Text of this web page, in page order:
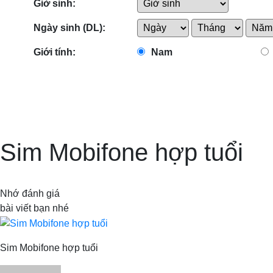
Giờ sinh:
Ngày sinh (DL):
Giới tính: Nam
Sim Mobifone hợp tuổi
Nhớ đánh giá
bài viết bạn nhé
Sim Mobifone hợp tuổi